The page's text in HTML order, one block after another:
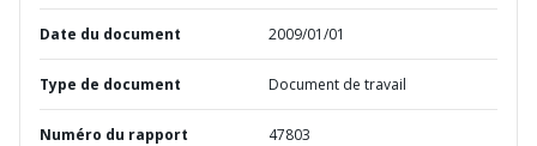
Date du document 2009/01/01
Type de document Document de travail
Numéro du rapport 47803